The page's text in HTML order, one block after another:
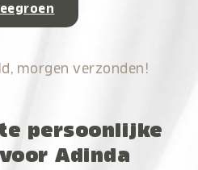
morgen verzonden!
persoonlijke
Adinda